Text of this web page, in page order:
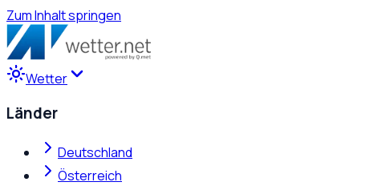
Zum Inhalt springen
Wetter
Länder
Deutschland
Österreich